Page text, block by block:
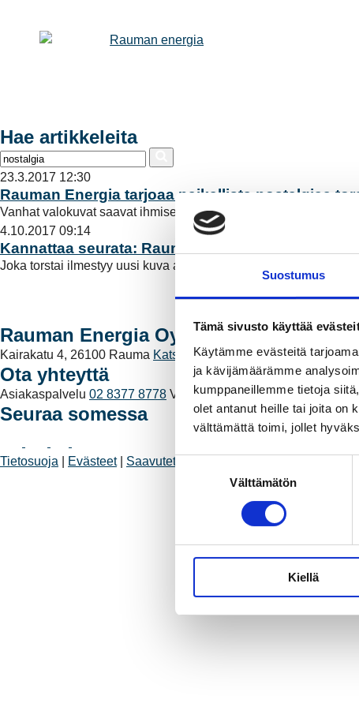
Suostumus
Tämä sivusto käyttää
Käytämme evästeitä
ja kävijämäärämme
kumppaneillemme tietoja
olet antanut heille tai joita on
välttämättä toimi, jollet
S
k
Välttämätön
Kiellä
Hae artikkeleita
23.3.2017 12:30
Rauman Energia tarjoaa paikallista nostalgiaa
Vanhat valokuvat saavat ihmiset muistelemaan sosiaalisessa
4.10.2017 09:14
Kannattaa seurata: Rauman Energian
Joka torstai ilmestyy uusi kuva arkistojemme kätköistä.
Rauman Energia Oy
Kairakatu 4, 26100 Rauma Katso kaikki yhteystiedot
Ota yhteyttä
Asiakaspalvelu 02 8377 8778 Vikapalvelu 02 8377 8700 Vaihde
Seuraa somessa
Tietosuoja Evästeet| Saavutettavuus